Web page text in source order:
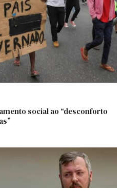
social ao “desconforto